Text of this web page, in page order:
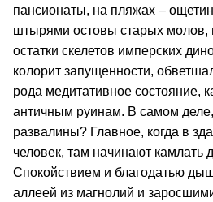
пансионаты, на пляжах –
штырями остовы старых молов,
остатки скелетов имперских
колорит запущенности,
рода медитативное состояние,
античным руинам. В самом деле,
развалины? Главное, когда в
человек, там начинают камлать
Спокойствием и благодатью
аллеей из магнолий и